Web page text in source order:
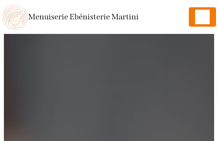
Menuiserie Ebénisterie Martini
Panneau de gestion des cookies